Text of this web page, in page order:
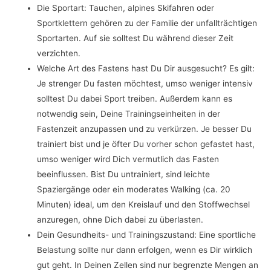
Die Sportart: Tauchen, alpines Skifahren oder
Sportklettern gehören zu der Familie der unfallträchtigen
Sportarten. Auf sie solltest Du während dieser Zeit
verzichten.
Welche Art des Fastens hast Du Dir ausgesucht? Es gilt:
Je strenger Du fasten möchtest, umso weniger intensiv
solltest Du dabei Sport treiben. Außerdem kann es
notwendig sein, Deine Trainingseinheiten in der
Fastenzeit anzupassen und zu verkürzen. Je besser Du
trainiert bist und je öfter Du vorher schon gefastet hast,
umso weniger wird Dich vermutlich das Fasten
beeinflussen. Bist Du untrainiert, sind leichte
Spaziergänge oder ein moderates Walking (ca. 20
Minuten) ideal, um den Kreislauf und den Stoffwechsel
anzuregen, ohne Dich dabei zu überlasten.
Dein Gesundheits- und Trainingszustand: Eine sportliche
Belastung sollte nur dann erfolgen, wenn es Dir wirklich
gut geht. In Deinen Zellen sind nur begrenzte Mengen an